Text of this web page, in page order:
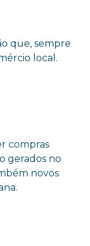
que, sempre
local.
compras
gerados no
novos